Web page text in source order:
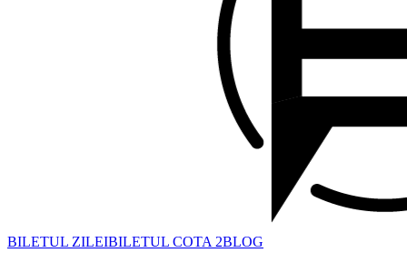
BILETUL ZILEIBILETUL COTA 2BLOG